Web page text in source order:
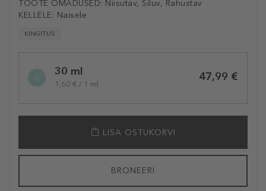
TOOTE OMADUSED: Niisutav, Siluv, Rahustav
KELLELE: Naisele
KINGITUS
variation30 ml
1,60 € / 1 ml
47,99 €
LISA OSTUKORVI
BRONEERI